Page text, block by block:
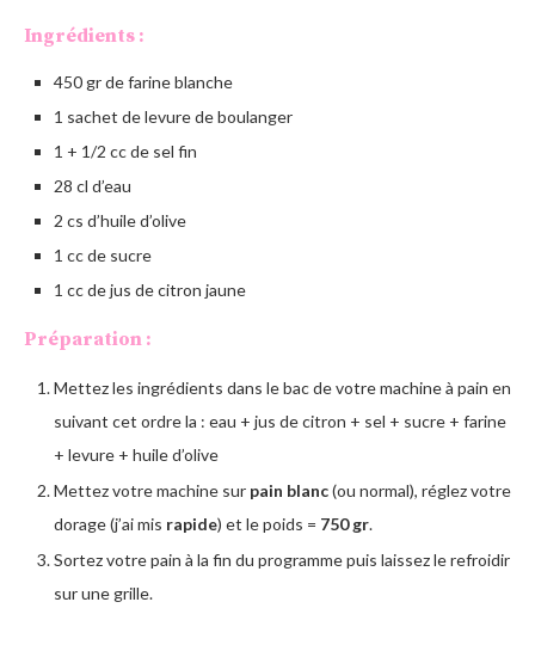
Ingrédients :
450 gr de farine blanche
1 sachet de levure de boulanger
1 + 1/2 cc de sel fin
28 cl d’eau
2 cs d’huile d’olive
1 cc de sucre
1 cc de jus de citron jaune
Préparation :
Mettez les ingrédients dans le bac de votre machine à pain en
suivant cet ordre la : eau + jus de citron + sel + sucre + farine
+ levure + huile d’olive
Mettez votre machine sur pain blanc(ou normal), réglez votre
dorage (j’ai mis rapide) et le poids = 750 gr.
Sortez votre pain à la fin du programme puis laissez le refroidir
sur une grille.